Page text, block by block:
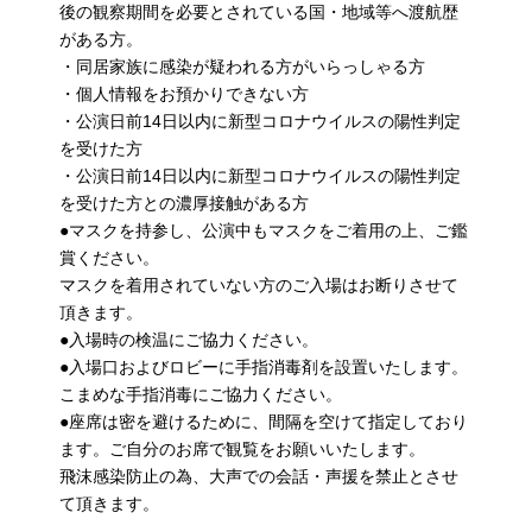
後の観察期間を必要とされている国・地域等へ渡航歴
がある方。
・同居家族に感染が疑われる方がいらっしゃる方
・個人情報をお預かりできない方
・公演日前14日以内に新型コロナウイルスの陽性判定
を受けた方
・公演日前14日以内に新型コロナウイルスの陽性判定
を受けた方との濃厚接触がある方
●マスクを持参し、公演中もマスクをご着用の上、ご鑑
賞ください。
マスクを着用されていない方のご入場はお断りさせて
頂きます。
●入場時の検温にご協力ください。
●入場口およびロビーに手指消毒剤を設置いたします。
こまめな手指消毒にご協力ください。
●座席は密を避けるために、間隔を空けて指定しており
ます。ご自分のお席で観覧をお願いいたします。
飛沫感染防止の為、大声での会話・声援を禁止とさせ
て頂きます。